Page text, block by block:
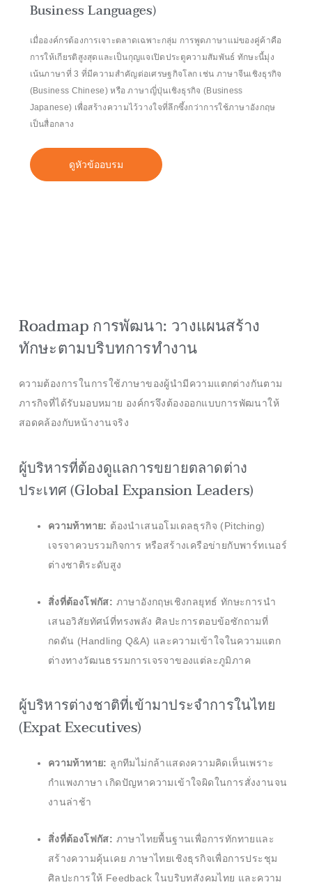
Business Languages)
เมื่อองค์กรต้องการเจาะตลาดเฉพาะกลุ่ม การพูดภาษาแม่ของคู่ค้าคือ
การให้เกียรติสูงสุดและเป็นกุญแจเปิดประตูความสัมพันธ์ ทักษะนี้มุ่ง
เน้นภาษาที่ 3 ที่มีความสำคัญต่อเศรษฐกิจโลก เช่น ภาษาจีนเชิงธุรกิจ
(Business Chinese) หรือ ภาษาญี่ปุ่นเชิงธุรกิจ (Business
Japanese) เพื่อสร้างความไว้วางใจที่ลึกซึ้งกว่าการใช้ภาษาอังกฤษ
เป็นสื่อกลาง
ดูหัวข้ออบรม
Roadmap การพัฒนา: วางแผนสร้าง
ทักษะตามบริบทการทำงาน
ความต้องการในการใช้ภาษาของผู้นำมีความแตกต่างกันตาม
ภารกิจที่ได้รับมอบหมาย องค์กรจึงต้องออกแบบการพัฒนาให้
สอดคล้องกับหน้างานจริง
ผู้บริหารที่ต้องดูแลการขยายตลาดต่าง
ประเทศ (Global Expansion Leaders)
ความท้าทาย: ต้องนำเสนอโมเดลธุรกิจ (Pitching)
เจรจาควบรวมกิจการ หรือสร้างเครือข่ายกับพาร์ทเนอร์
ต่างชาติระดับสูง
สิ่งที่ต้องโฟกัส: ภาษาอังกฤษเชิงกลยุทธ์ ทักษะการนำ
เสนอวิสัยทัศน์ที่ทรงพลัง ศิลปะการตอบข้อซักถามที่
กดดัน (Handling Q&A) และความเข้าใจในความแตก
ต่างทางวัฒนธรรมการเจรจาของแต่ละภูมิภาค
ผู้บริหารต่างชาติที่เข้ามาประจำการในไทย
(Expat Executives)
ความท้าทาย: ลูกทีมไม่กล้าแสดงความคิดเห็นเพราะ
กำแพงภาษา เกิดปัญหาความเข้าใจผิดในการสั่งงานจน
งานล่าช้า
สิ่งที่ต้องโฟกัส: ภาษาไทยพื้นฐานเพื่อการทักทายและ
สร้างความคุ้นเคย ภาษาไทยเชิงธุรกิจเพื่อการประชุม
ศิลปะการให้ Feedback ในบริบทสังคมไทย และความ